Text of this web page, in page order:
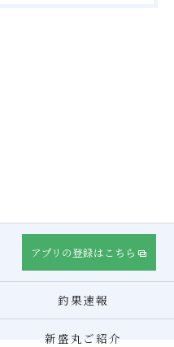
アプリの登録はこちら
釣果速報
新盛丸ご紹介